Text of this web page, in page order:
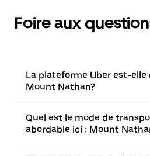
Foire aux
La plateforme Uber est-elle
Mount Nathan?
Quel est le mode de
abordable ici : Mount